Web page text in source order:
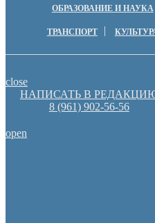
ОБРАЗОВАНИЕ И НАУКА
ТРАНСПОРТ
close
НАПИСАТЬ В
8 (961) 902-56-56
open